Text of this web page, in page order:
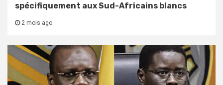
spécifiquement aux Sud-Africains blancs
2 mois ago